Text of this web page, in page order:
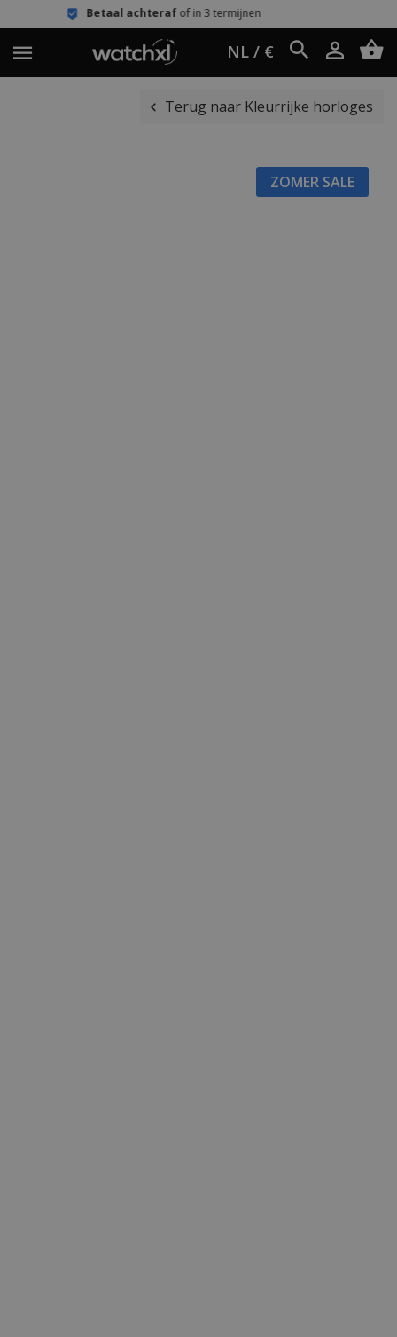
achterafof in 3 termijnen
NL / €
Terug naar Kleurrijke horloges
ZOMER SALE